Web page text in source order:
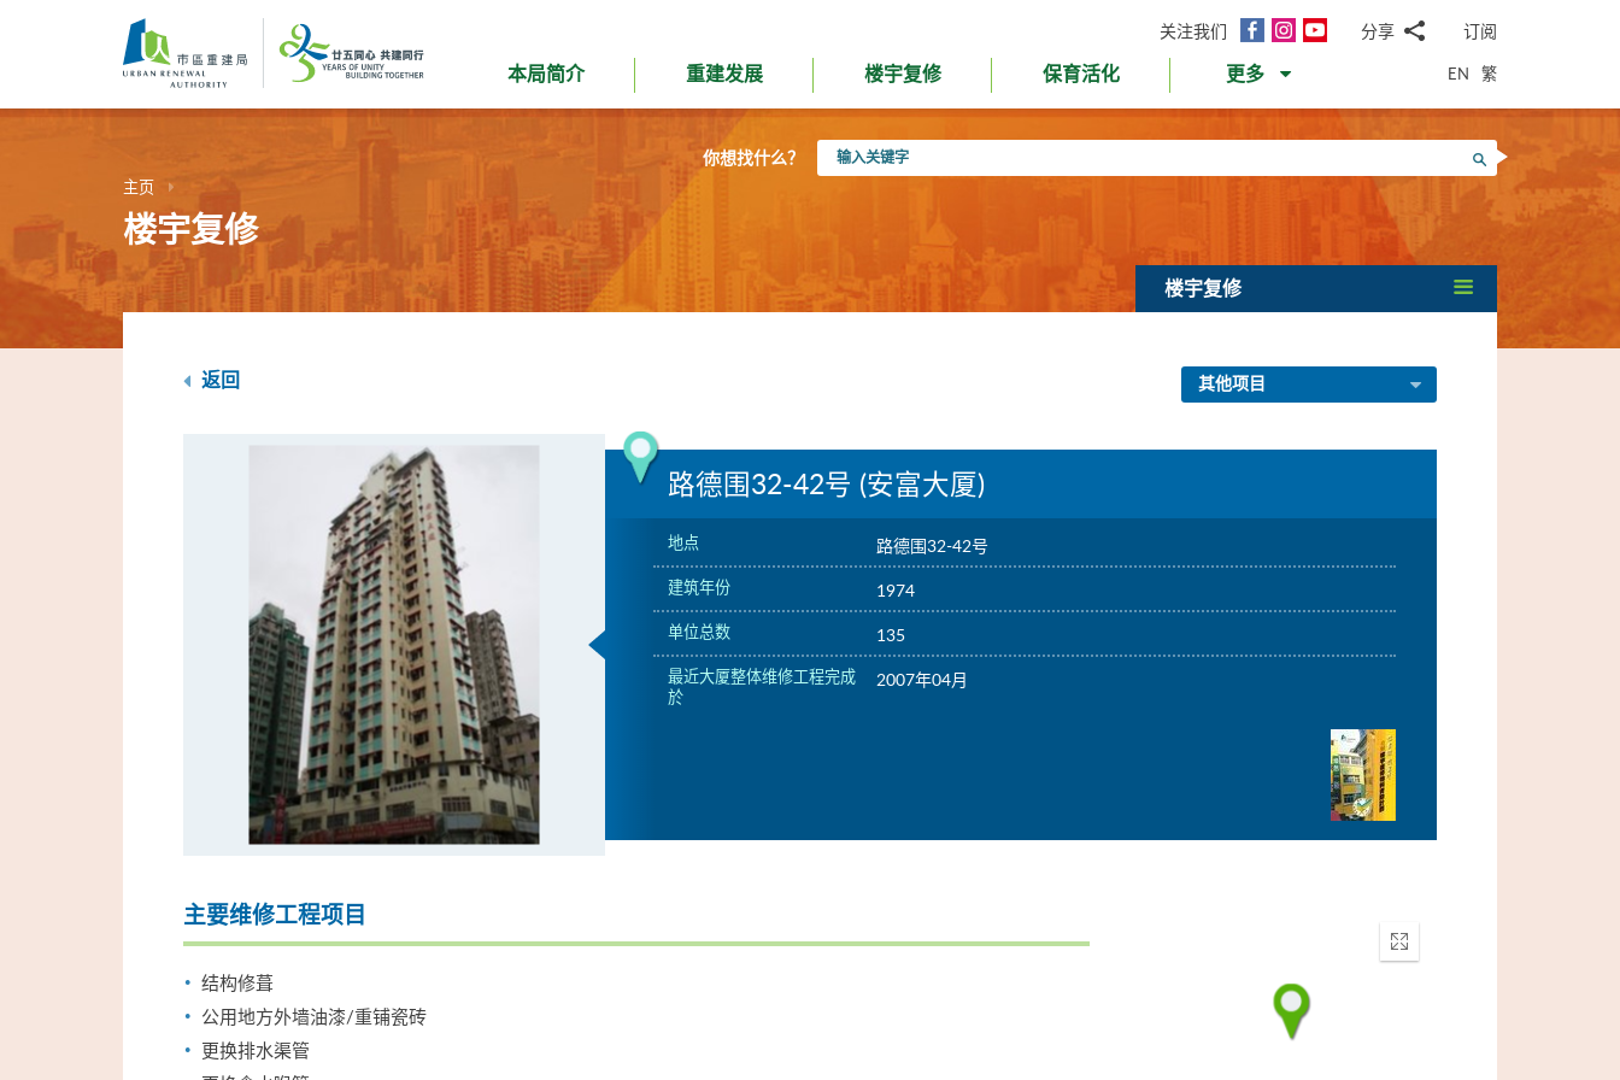
内
关注我们
面
InstagramYouTube分享
邮WhatsApp
微
信
面
书Twitter
LinkedIn
微
订阅
本局简介 重建发展 楼宇复修 保育活化 更多 EN 繁
你想找什么？
入
搜寻
主页
楼宇复修
楼宇复修
返回 其他项目
路德围32-42号 (安富大厦)
地点 路德围32-42号
建筑年份 1974
单位总数 135
最近大厦整体维修工程完成
於
2007年04月
主要维修工程项目
结构修葺
公用地方外墙油漆/重铺瓷砖
更换排水渠管
Enter
fullscreen